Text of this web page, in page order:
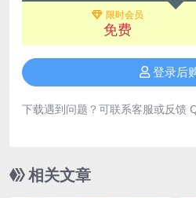
限时会员
免费
登录后
下载遇到问题？可联系客服或反馈
相关文章